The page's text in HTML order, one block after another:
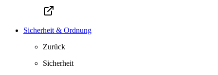
Sicherheit & Ordnung
Zurück
Sicherheit